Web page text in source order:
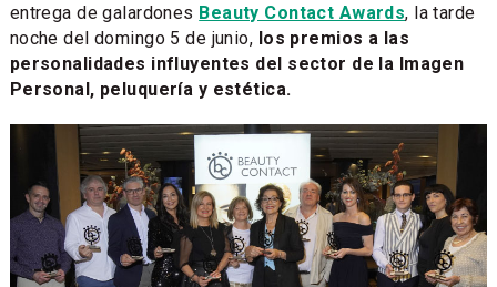
entrega de galardones Beauty Contact Awards, la tarde
noche del domingo 5 de junio, los premios a las
personalidades influyentes del sector de la Imagen
Personal, peluquería y estética.